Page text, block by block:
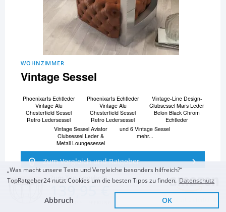
Zum Top Angebot
KOSTENLOSE LIEFERUNG Sofort Lieferbar
WOHNZIMMER
Vintage Sessel
Phoenixarts Echtleder
Vintage Alu
Chesterfield Sessel
Retro Ledersessel
Phoenixarts Echtleder
Vintage Alu
Chesterfield Sessel
Retro Ledersessel
Vintage-Line Design-
Clubsessel Mars Leder
Belon Black Chrom
Echtleder
Vintage Sessel Aviator
Clubsessel Leder &
Metall Loungesessel
und 6 Vintage Sessel
mehr...
Zum Vergleich und Ratgeber
„Was macht unsere Tests und Vergleiche besonders hilfreich?“
TopRatgeber24 nutzt Cookies um die besten Tipps zu finden. Datenschutz
Abbruch OK